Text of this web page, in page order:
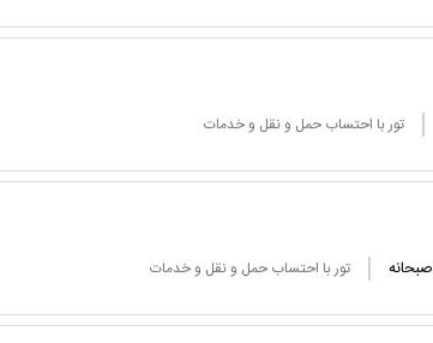
تور با احتساب حمل و نقل و خدمات
صبحانه تور با احتساب حمل و نقل و خدمات